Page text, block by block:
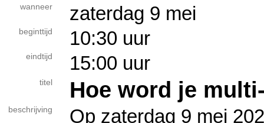
wanneer zaterdag 9 mei
beginttijd 10:30 uur
eindtijd 15:00 uur
titel Hoe word je
beschrijving
Op zaterdag 9 mei